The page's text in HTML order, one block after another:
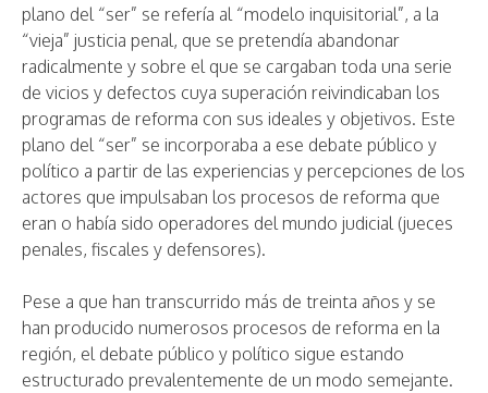
plano del “ser” se refería al “modelo inquisitorial”, a la
“vieja” justicia penal, que se pretendía abandonar
radicalmente y sobre el que se cargaban toda una serie
de vicios y defectos cuya superación reivindicaban los
programas de reforma con sus ideales y objetivos. Este
plano del “ser” se incorporaba a ese debate público y
político a partir de las experiencias y percepciones de los
actores que impulsaban los procesos de reforma que
eran o había sido operadores del mundo judicial (jueces
penales, fiscales y defensores).
Pese a que han transcurrido más de treinta años y se
han producido numerosos procesos de reforma en la
región, el debate público y político sigue estando
estructurado prevalentemente de un modo semejante.